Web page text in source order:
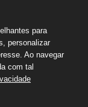
os direitos
para
personalizar
Ao navegar
com tal